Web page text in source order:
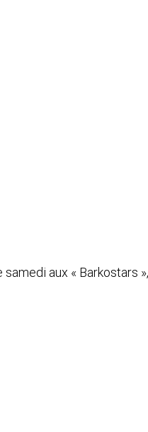
aux « Barkostars